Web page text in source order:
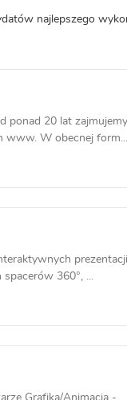
najlepszego
ponad 20 lat zajmujemy
www. W obecnej form...
prezentacji
360°, ...
Grafika/Animacja -